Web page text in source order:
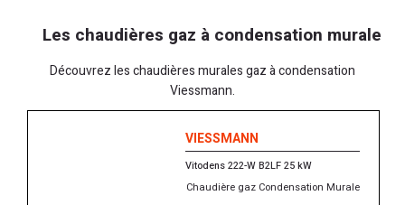
Les chaudières gaz à condensation murale
Découvrez les chaudières murales gaz à condensation
Viessmann.
VIESSMANN
Vitodens 222-W B2LF 25 kW
Chaudière gaz Condensation Murale